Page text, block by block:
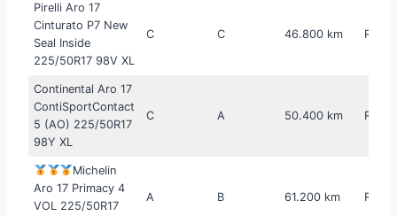
Pirelli Aro 17
Cinturato P7 New
Seal Inside
225/50R17 98V XL
C C 46.800 km R$
Continental Aro 17
ContiSportContact
5 (AO) 225/50R17
98Y XL
C A 50.400 km R$
Michelin
Aro 17 Primacy 4
VOL 225/50R17
A B 61.200 km R$